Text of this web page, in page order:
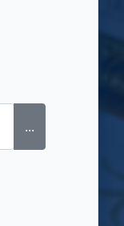
...